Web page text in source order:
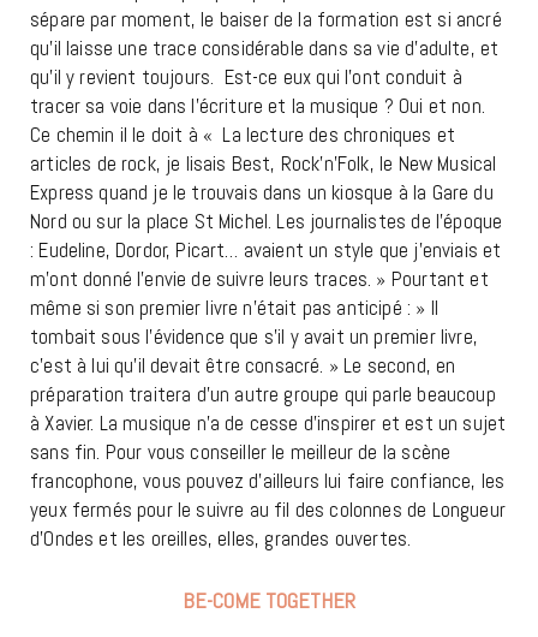
sépare par moment, le baiser de la formation est si ancré
qu’il laisse une trace considérable dans sa vie d’adulte, et
qu’il y revient toujours. Est-ce eux qui l’ont conduit à
tracer sa voie dans l’écriture et la musique ? Oui et non.
Ce chemin il le doit à « La lecture des chroniques et
articles de rock, je lisais Best, Rock’n’Folk, le New Musical
Express quand je le trouvais dans un kiosque à la Gare du
Nord ou sur la place St Michel. Les journalistes de l’époque
: Eudeline, Dordor, Picart… avaient un style que j’enviais et
m’ont donné l’envie de suivre leurs traces. » Pourtant et
même si son premier livre n’était pas anticipé : » II
tombait sous l’évidence que s’il y avait un premier livre,
c’est à lui qu’il devait être consacré. » Le second, en
préparation traitera d’un autre groupe qui parle beaucoup
à Xavier. La musique n’a de cesse d’inspirer et est un sujet
sans fin. Pour vous conseiller le meilleur de la scène
francophone, vous pouvez d’ailleurs lui faire confiance, les
yeux fermés pour le suivre au fil des colonnes de Longueur
d’Ondes et les oreilles, elles, grandes ouvertes.
BE-COME TOGETHER